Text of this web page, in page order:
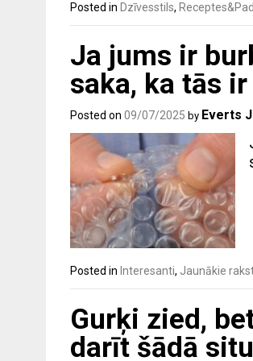
Posted in Dzīvesstils,
Ja jums ir
saka, ka tās
Posted on 09/07/2025 by Everts
Posted in Interesanti, Jaunākie
Gurķi zied,
darīt šādā